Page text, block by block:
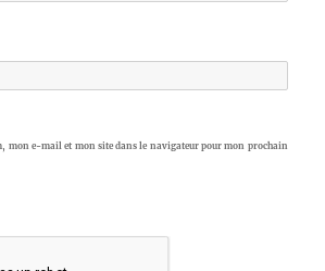
mon e-mail et mon site dans le navigateur pour mon prochain